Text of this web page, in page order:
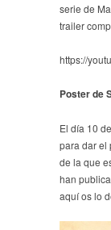
serie de
trailer
https://
Poster de
El día 10
para dar el
de la que
han
aquí os lo